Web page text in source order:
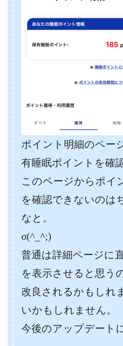
ポイント明細のペー
有睡眠ポイントを確
このページからポイ
を確認できないのは
なと。
σ(^_^;)
普通は詳細ページに
を表示させると思う
改良されるかもしれ
いかもしれません。
今後のアップデート